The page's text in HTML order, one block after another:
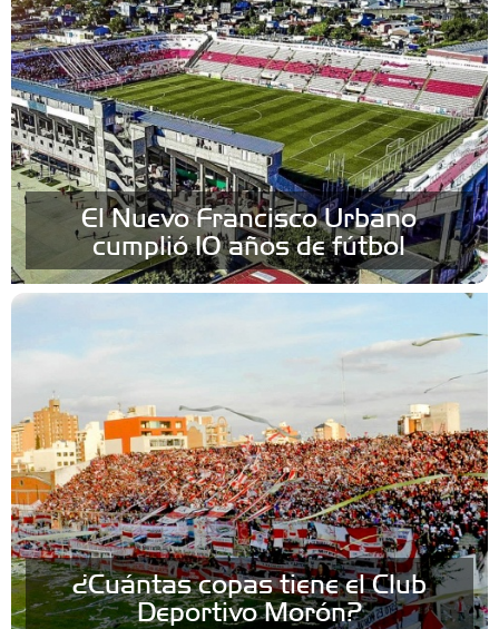
El Nuevo Francisco Urbano
cumplió 10 años de fútbol
¿Cuántas copas tiene el Club
Deportivo Morón?